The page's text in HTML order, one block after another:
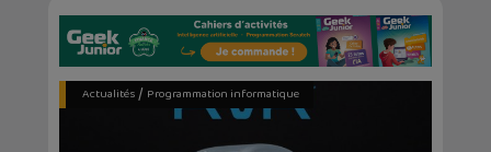
Actualités/ Programmation informatique